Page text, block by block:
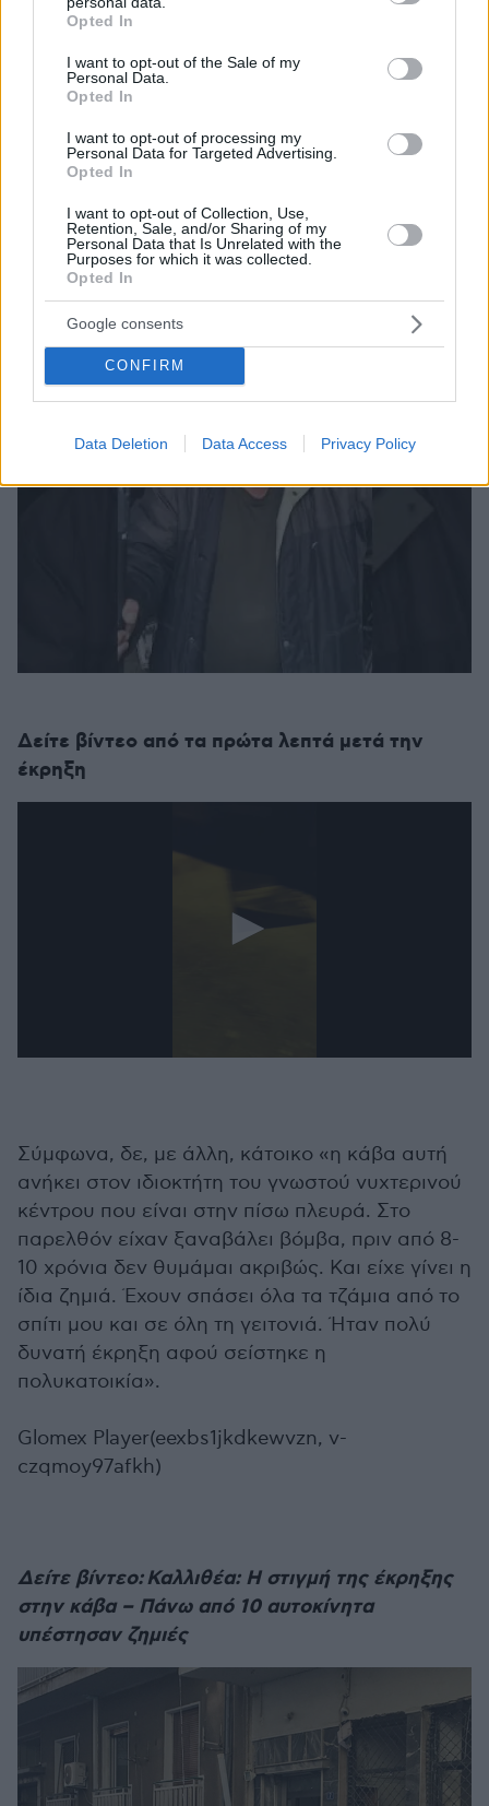
grant or deny consent to Google and its third-party tags to
use your data for below specified purposes in below Google
consent section.
Opted In
I want to opt-out of the Sale of my
Personal Data.
Opted In
I want to opt-out of processing my
Personal Data for Targeted Advertising.
Opted In
I want to opt-out of Collection, Use,
Retention, Sale, and/or Sharing of my
Personal Data that Is Unrelated with the
Purposes for which it was collected.
Opted In
Google consents
CONFIRM
Data Deletion Data Access Privacy Policy
«Διαλύθηκαν οι δύο πρώτοι όροφοι της
πολυκατοικίας, καταστράφηκαν 11 αυτοκίνητα,
έσπασαν όλα τα τζάμια» είπε στο
prototothema.gr κάτοικος της περιοχής
Δείτε βίντεο από τα πρώτα λεπτά μετά την
έκρηξη
Σύμφωνα, δε, με άλλη, κάτοικο «η κάβα αυτή
ανήκει στον ιδιοκτήτη του γνωστού νυχτερινού
κέντρου που είναι στην πίσω πλευρά. Στο
παρελθόν είχαν ξαναβάλει βόμβα, πριν από 8-
10 χρόνια δεν θυμάμαι ακριβώς. Και είχε γίνει η
ίδια ζημιά. Έχουν σπάσει όλα τα τζάμια από το
σπίτι μου και σε όλη τη γειτονιά. Ήταν πολύ
δυνατή έκρηξη αφού σείστηκε η
πολυκατοικία».
Glomex Player(eexbs1jkdkewvzn, v-
czqmoy97afkh)
Δείτε βίντεο: Καλλιθέα: Η στιγμή της έκρηξης
στην κάβα – Πάνω από 10 αυτοκίνητα
υπέστησαν ζημιές